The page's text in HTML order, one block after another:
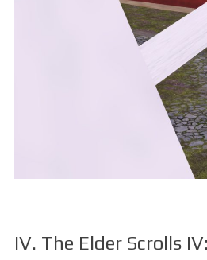
IV. The Elder Scrolls